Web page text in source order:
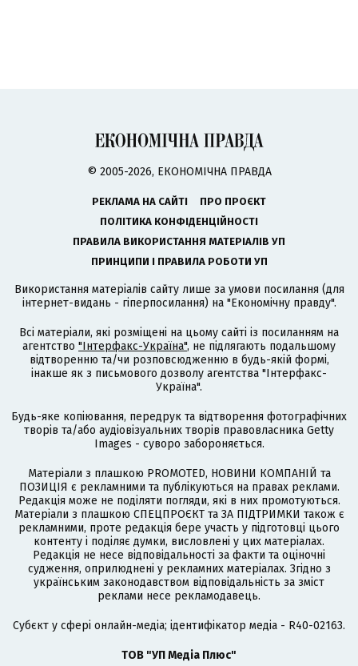
© 2005-2026, ЕКОНОМІЧНА ПРАВДА
РЕКЛАМА НА САЙТІ
ПРО ПРОЄКТ
ПОЛІТИКА КОНФІДЕНЦІЙНОСТІ
ПРАВИЛА ВИКОРИСТАННЯ МАТЕРІАЛІВ УП
ПРИНЦИПИ І ПРАВИЛА РОБОТИ УП
Використання матеріалів сайту лише за умови посилання (для
інтернет-видань - гіперпосилання) на "Економічну правду".
Всі матеріали, які розміщені на цьому сайті із посиланням на
агентство "Інтерфакс-Україна", не підлягають подальшому
відтворенню та/чи розповсюдженню в будь-якій формі,
інакше як з письмового дозволу агентства "Інтерфакс-
Україна".
Будь-яке копіювання, передрук та відтворення фотографічних
творів та/або аудіовізуальних творів правовласника Getty
Images - суворо забороняється.
Матеріали з плашкою PROMOTED, НОВИНИ КОМПАНІЙ та
ПОЗИЦІЯ є рекламними та публікуються на правах реклами.
Редакція може не поділяти погляди, які в них промотуються.
Матеріали з плашкою СПЕЦПРОЄКТ та ЗА ПІДТРИМКИ також є
рекламними, проте редакція бере участь у підготовці цього
контенту і поділяє думки, висловлені у цих матеріалах.
Редакція не несе відповідальності за факти та оціночні
судження, оприлюднені у рекламних матеріалах. Згідно з
українським законодавством відповідальність за зміст
реклами несе рекламодавець.
Cубєкт у сфері онлайн-медіа; ідентифікатор медіа - R40-02163.
ТОВ "УП Медіа Плюс"